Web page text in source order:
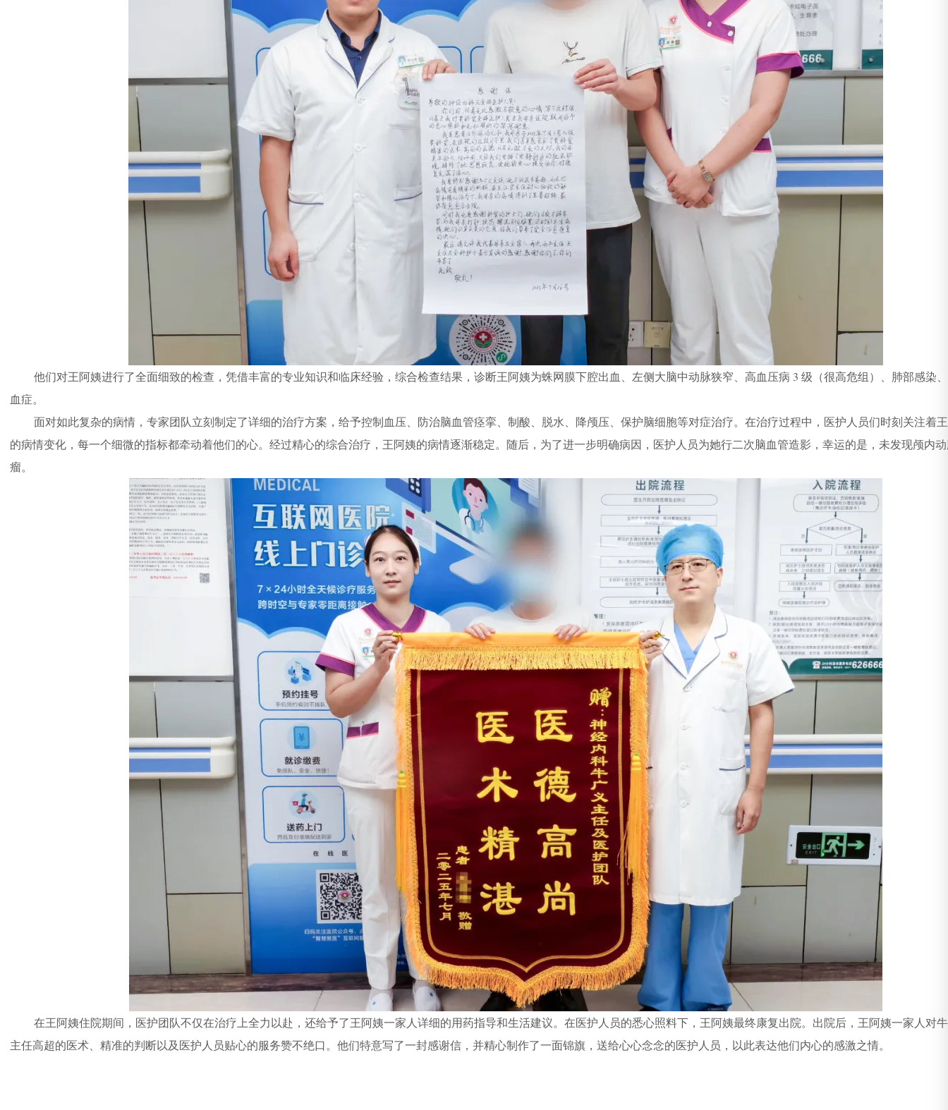
他们对王阿姨进行了全面细致的检查，凭借丰富的专业知识和临床经验，综合检查结果，诊断王阿姨为蛛网膜下腔出血、左侧大脑中动脉狭窄、高血压病 3 级（很高危组）、肺部感染
血症。
面对如此复杂的病情，专家团队立刻制定了详细的治疗方案，给予控制血压、防治脑血管痉挛、制酸、脱水、降颅压、保护脑细胞等对症治疗。在治疗过程中，医护人员们时刻关注着
的病情变化，每一个细微的指标都牵动着他们的心。经过精心的综合治疗，王阿姨的病情逐渐稳定。随后，为了进一步明确病因，医护人员为她行二次脑血管造影，幸运的是，未发现颅内
瘤。
在王阿姨住院期间，医护团队不仅在治疗上全力以赴，还给予了王阿姨一家人详细的用药指导和生活建议。在医护人员的悉心照料下，王阿姨最终康复出院。出院后，王阿姨一家人对
主任高超的医术、精准的判断以及医护人员贴心的服务赞不绝口。他们特意写了一封感谢信，并精心制作了一面锦旗，送给心心念念的医护人员，以此表达他们内心的感激之情。